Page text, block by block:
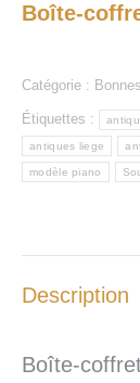
Boîte-
Catégorie :
Étiquettes :
antiques liege
modèle piano
Description
Boîte-